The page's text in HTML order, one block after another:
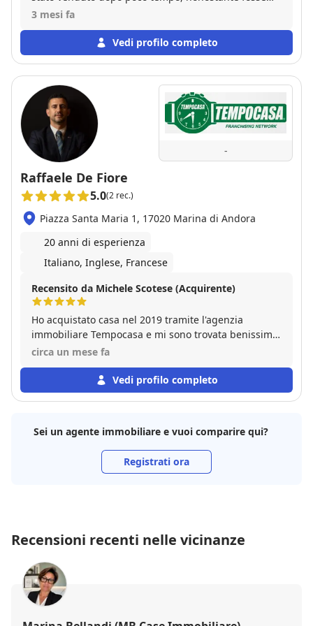
dall'acquisto continuano a starci accanto con consigli
e assistenza. Possiamo raccomandare questa
agenzia senza riserve e con piena convinzione. A
questo punto, ancora un sentito ringraziamento a
Erberto e Graziella!
stato per diversi anni in vendita tramite altre
3 mesi fa
Vedi profilo completo
-
Raffaele De Fiore
5.0(2 rec.)
Piazza Santa Maria 1, 17020 Marina di Andora
20 anni di esperienza
Italiano, Inglese, Francese
Recensito da Michele Scotese (Acquirente)
Ho acquistato casa nel 2019 tramite l'agenzia
immobiliare Tempocasa e mi sono trovata benissimo.
Sono stato seguito da Raffaele De Fiore , che si è
competente, onesto e attento a ogni mia esigenza.
Mi ha supportata in tutta la transazione con grande
Consigliatissimo!"
circa un mese fa
Vedi profilo completo
Sei un agente immobiliare e vuoi comparire qui?
Registrati ora
Recensioni recenti nelle vicinanze